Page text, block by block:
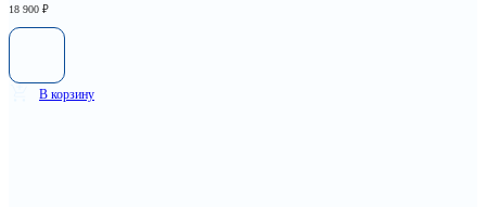
18 900 ₽
В корзину